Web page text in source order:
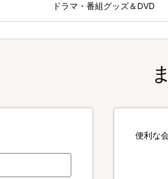
ドラマ・番組グッズ＆DVD
便利な